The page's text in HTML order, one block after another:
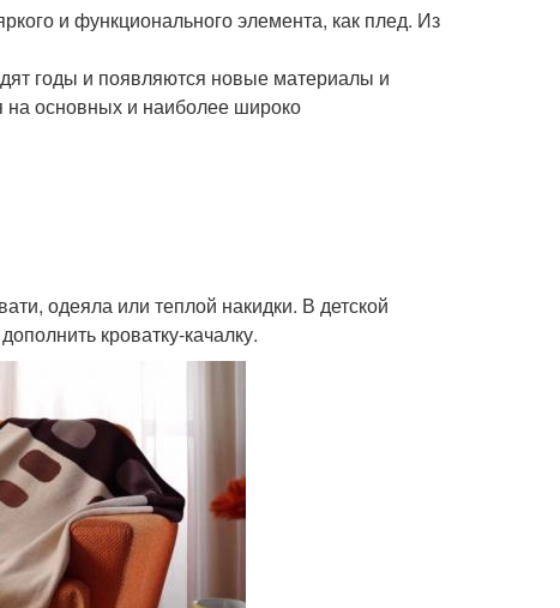
и функционального элемента, как плед. Из
годы и появляются новые материалы и
на основных и наиболее широко
одеяла или теплой накидки. В детской
кроватку-качалку.